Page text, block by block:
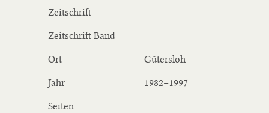
Zeitschrift
Zeitschrift Band
Ort Gütersloh
Jahr 1982−1997
Seiten